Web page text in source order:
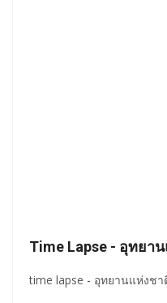
Time Lapse - อุทยา
time lapse - อุทยานแห่งชา